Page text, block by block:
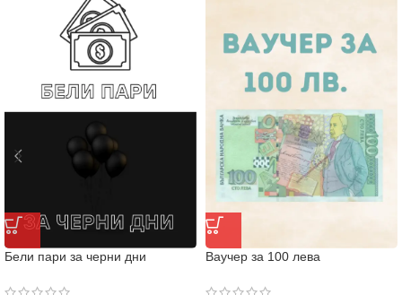
Бели пари за черни дни Ваучер за 100 лева